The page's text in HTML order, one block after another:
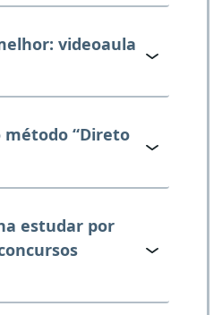
videoaula
método “Direto
estudar por